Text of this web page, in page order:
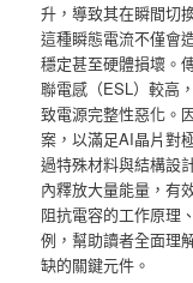
升，導致其在瞬間切
這種瞬態電流不僅會
穩定甚至硬體損壞。
聯電感（ESL）較高
致電源完整性惡化。
案，以滿足AI晶片對
過特殊材料與結構設
內釋放大量能量，有
阻抗電容的工作原理
例，幫助讀者全面理
缺的關鍵元件。